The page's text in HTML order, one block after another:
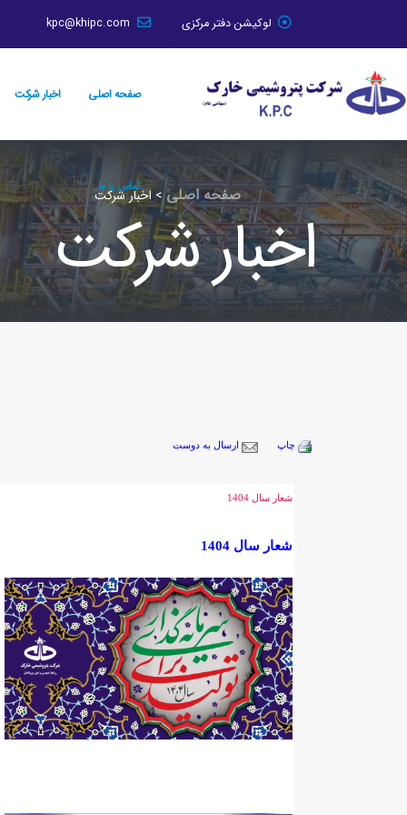
لوکیشن دفتر مرکزی
صفحه اصلی اخبار شرکت
تماس با ما صفحه اصلی> اخبار شرکت
اخبار شرکت
چاپ ارسال به دوست
شعار سال 1404
شعار سال 1404